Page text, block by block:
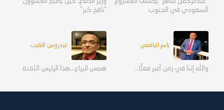
السعودي في الجنوب
"نافخ كير"
ياسر اليافعي
والله إننا في زمن أغبر فعلًا..
عيدروس النقيب
همس اليراع...هذا الرئيس اللعنة